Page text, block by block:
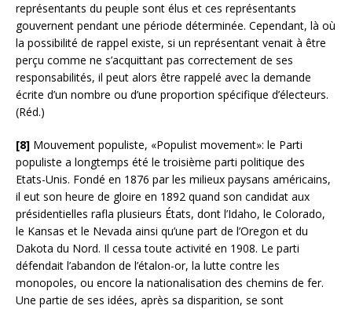
représentants du peuple sont élus et ces représentants
gouvernent pendant une période déterminée. Cependant, là où
la possibilité de rappel existe, si un représentant venait à être
perçu comme ne s’acquittant pas correctement de ses
responsabilités, il peut alors être rappelé avec la demande
écrite d’un nombre ou d’une proportion spécifique d’électeurs.
(Réd.)
[8] Mouvement populiste, «Populist movement»: le Parti
populiste a longtemps été le troisième parti politique des
Etats-Unis. Fondé en 1876 par les milieux paysans américains,
il eut son heure de gloire en 1892 quand son candidat aux
présidentielles rafla plusieurs États, dont l’Idaho, le Colorado,
le Kansas et le Nevada ainsi qu’une part de l’Oregon et du
Dakota du Nord. Il cessa toute activité en 1908. Le parti
défendait l’abandon de l’étalon-or, la lutte contre les
monopoles, ou encore la nationalisation des chemins de fer.
Une partie de ses idées, après sa disparition, se sont